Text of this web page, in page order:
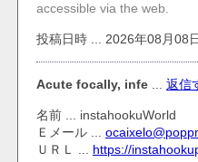
accessible via the web.
投稿日時 ... 2026年08月08
Acute focally, infe 返信
名前 ... instahookuWorld
Ｅメール ...
ＵＲＬ ... https://